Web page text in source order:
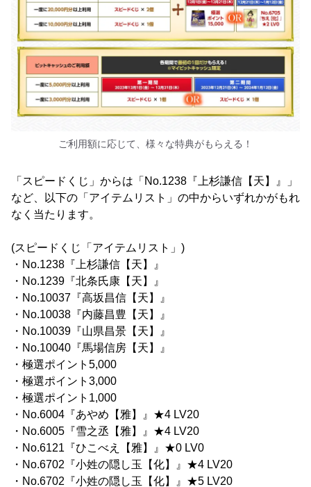
ご利用額に応じて、様々な特典がもらえる！
「スピードくじ」からは「No.1238『上杉謙信【天】』」
など、以下の「アイテムリスト」の中からいずれかがもれ
なく当たります。
(スピードくじ「アイテムリスト」)
・No.1238『上杉謙信【天】』
・No.1239『北条氏康【天】』
・No.10037『高坂昌信【天】』
・No.10038『内藤昌豊【天】』
・No.10039『山県昌景【天】』
・No.10040『馬場信房【天】』
・極選ポイント5,000
・極選ポイント3,000
・極選ポイント1,000
・No.6004『あやめ【雅】』★4 LV20
・No.6005『雪之丞【雅】』★4 LV20
・No.6121『ひこべえ【雅】』★0 LV0
・No.6702『小姓の隠し玉【化】』★4 LV20
・No.6702『小姓の隠し玉【化】』★5 LV20